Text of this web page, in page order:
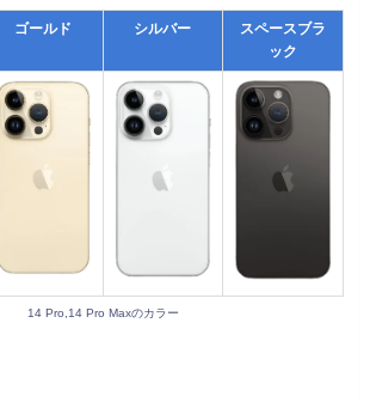
ゴールド シルバー
スペースブラ
ック
14 Pro,14 Pro Maxのカラー